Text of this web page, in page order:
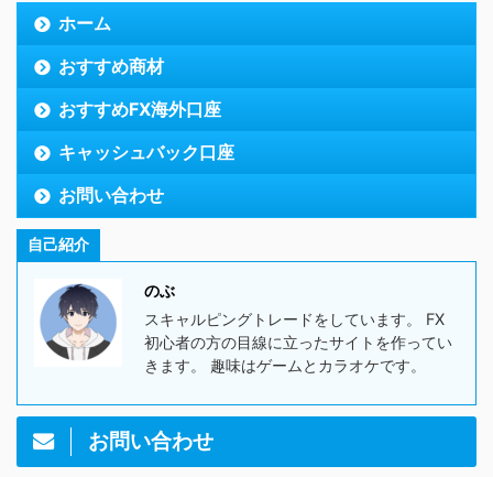
ホーム
おすすめ商材
おすすめFX海外口座
キャッシュバック口座
お問い合わせ
自己紹介
のぶ
スキャルピングトレードをしています。 FX
初心者の方の目線に立ったサイトを作ってい
きます。 趣味はゲームとカラオケです。
お問い合わせ